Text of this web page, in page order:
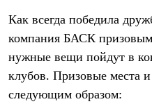
Утепленная синтетикой
Куртки
Штормовая одежда
Куртки
Софтшелл одежда
Как всегда победила
компания БАСК
нужные вещи пойдут в
клубов. Призовые места
следующим образом: